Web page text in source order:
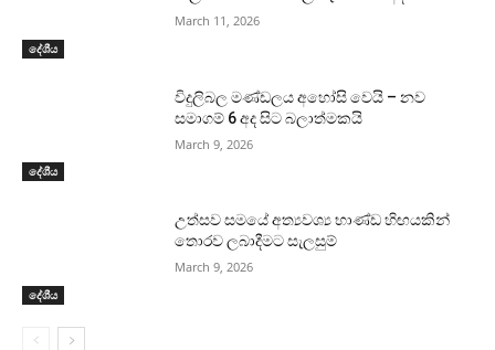
දේශීය
March 11, 2026
දේශීය
විදුලිබල මණ්ඩලය අහෝසි වෙයි – නව
සමාගම් 6 අද සිට බලාත්මකයි
March 9, 2026
දේශීය
උත්සව සමයේ අත්‍යවශ්‍ය භාණ්ඩ හිඟයකින්
තොරව ලබාදීමට සැලසුම්
March 9, 2026